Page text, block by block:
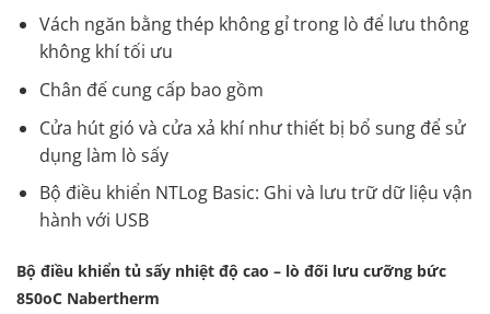
Vách ngăn bằng thép không gỉ trong lò để lưu thông
không khí tối ưu
Chân đế cung cấp bao gồm
Cửa hút gió và cửa xả khí như thiết bị bổ sung để sử
dụng làm lò sấy
Bộ điều khiển NTLog Basic: Ghi và lưu trữ dữ liệu vận
hành với USB
Bộ điều khiển tủ sấy nhiệt độ cao – lò đối lưu cưỡng bức
850oC Nabertherm